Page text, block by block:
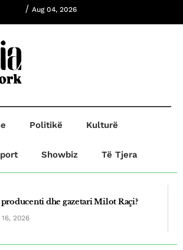
/ Aug 04, 2026
Politikë Kulturë
Showbiz Të Tjera
dhe gazetari Milot Raçi?
2026
Prishtinë! B.B plagosi G.O dhe